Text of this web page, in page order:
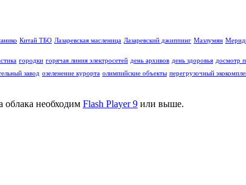
Китай ТБО Лазаревская масленица Лазаревский джиппинг Мазлумян
городки горячая линия электросетей день архивов день здоровья досмотр
завод озеленение курорта олимпийские объекты перегрузочный
облака необходим Flash Player 9 или выше.